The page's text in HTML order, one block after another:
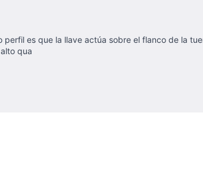
es que la llave actúa sobre el flanco de la
qua